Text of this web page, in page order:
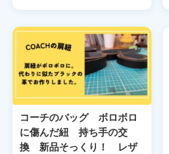
コーチのバッグ ボロボロ
に傷んだ紐 持ち手の交
換 新品そっくり！ レザ